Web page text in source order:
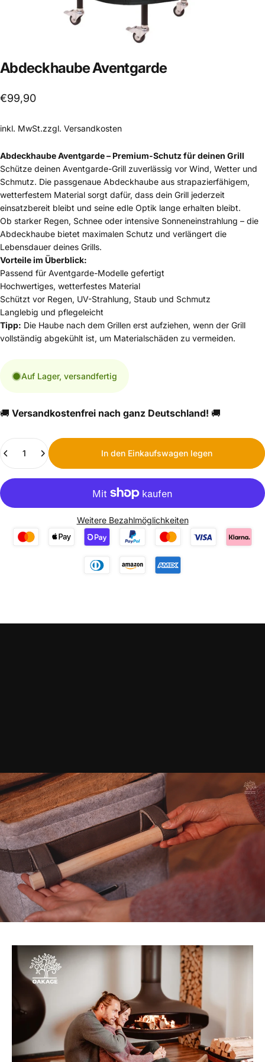
AbdeckhaubeAventgarde
€99,90
inkl. MwSt.zzgl. Versandkosten
Abdeckhaube Aventgarde – Premium-Schutz für deinen Grill
Schütze deinen Aventgarde-Grill zuverlässig vor Wind, Wetter und
Schmutz. Die passgenaue Abdeckhaube aus strapazierfähigem,
wetterfestem Material sorgt dafür, dass dein Grill jederzeit
einsatzbereit bleibt und seine edle Optik lange erhalten bleibt.
Ob starker Regen, Schnee oder intensive Sonneneinstrahlung – die
Abdeckhaube bietet maximalen Schutz und verlängert die
Lebensdauer deines Grills.
Vorteile im Überblick:
Passend für Aventgarde-Modelle gefertigt
Hochwertiges, wetterfestes Material
Schützt vor Regen, UV-Strahlung, Staub und Schmutz
Langlebig und pflegeleicht
Tipp: Die Haube nach dem Grillen erst aufziehen, wenn der Grill
vollständig abgekühlt ist, um Materialschäden zu vermeiden.
Auf Lager, versandfertig
🚚 Versandkostenfrei nach ganz Deutschland! 🚚
Anzahl
In den Einkaufswagen legen
Weitere Bezahlmöglichkeiten